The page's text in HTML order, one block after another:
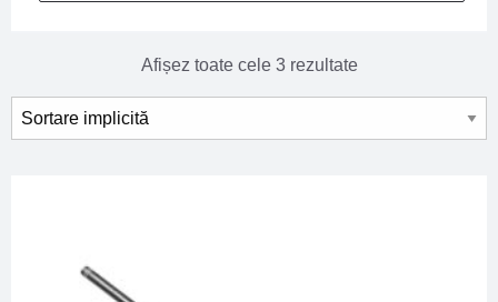
Afișez toate cele 3 rezultate